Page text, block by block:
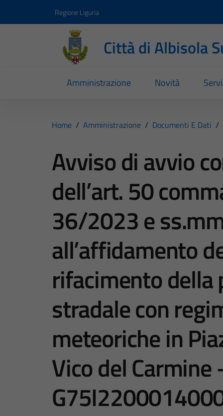
Regione Liguria
Città di Albisola
Amministrazione Novità
Home / Amministrazione / Documenti E Dati /
Avviso di avvio
dell’art. 50
36/2023 e
all’affidamento
rifacimento
stradale con
meteoriche in
Vico del Carmine